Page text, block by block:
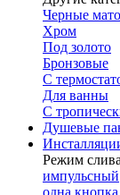
Черные
Хром
Под золото
Бронзовые
С
Для ванны
С
Душевые
Режим
импульсный
одна